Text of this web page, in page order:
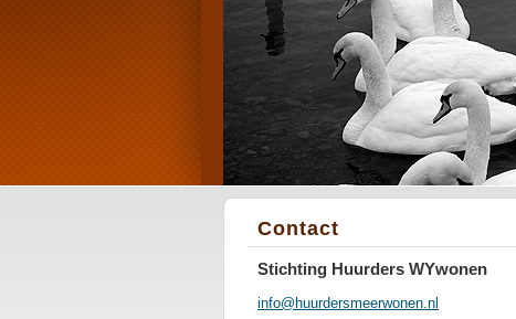
Contact
Stichting Huurders WYwonen
info@huurdersmeerwonen.nl